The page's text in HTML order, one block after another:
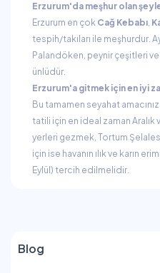
Erzurum'da meşhur olan
Erzurum en çok Cağ Kebabı,
tespih/takıları ile meşhurdur.
Palandöken, peynir çeşitleri
ünlüdür.
Erzurum'a gitmek için en iyi
Bu tamamen seyahat
tatili için en ideal zaman Aralık
yerleri gezmek, Tortum
için ise havanın ılık ve karın
Eylül) tercih edilmelidir.
Blog